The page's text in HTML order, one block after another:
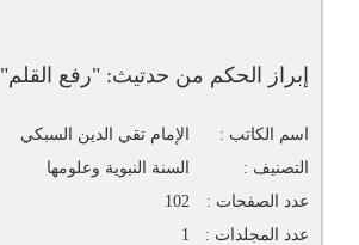
إبراز الحكم من حدتيث: "رفع القلم"
اسم الكاتب :
الإمام تقي الدين السبكي
التصنيف :
السنة النبوية وعلومها
عدد الصفحات :
102
عدد المجلدات :
1